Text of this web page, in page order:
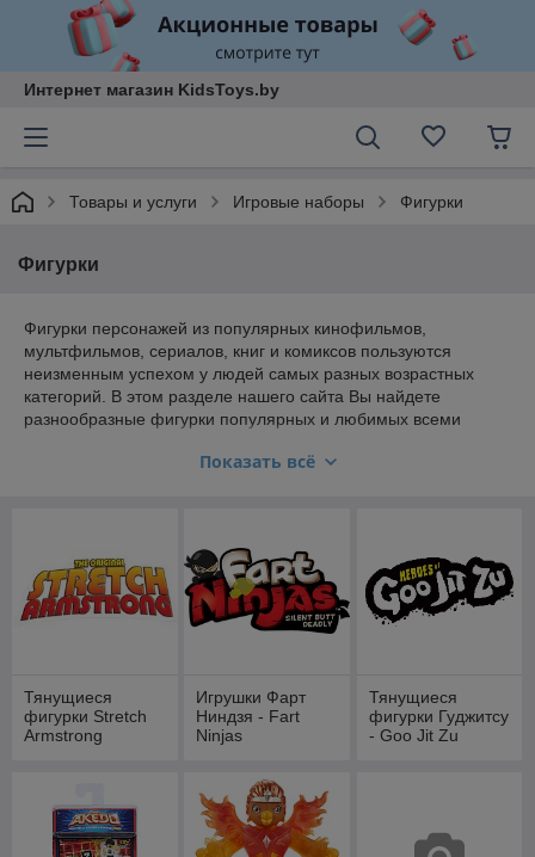
Интернет магазин KidsToys.by
Товары и услуги Игровые наборы Фигурки
Фигурки
Фигурки персонажей из популярных кинофильмов,
мультфильмов, сериалов, книг и комиксов пользуются
неизменным успехом у людей самых разных возрастных
категорий. В этом разделе нашего сайта Вы найдете
разнообразные фигурки популярных и любимых всеми
игрушек, высотой всего в несколько сантиметров, до больших
Показать всё
Тянущиеся
фигурки Stretch
Armstrong
Игрушки Фарт
Ниндзя - Fart
Ninjas
Тянущиеся
фигурки Гуджитсу
- Goo Jit Zu